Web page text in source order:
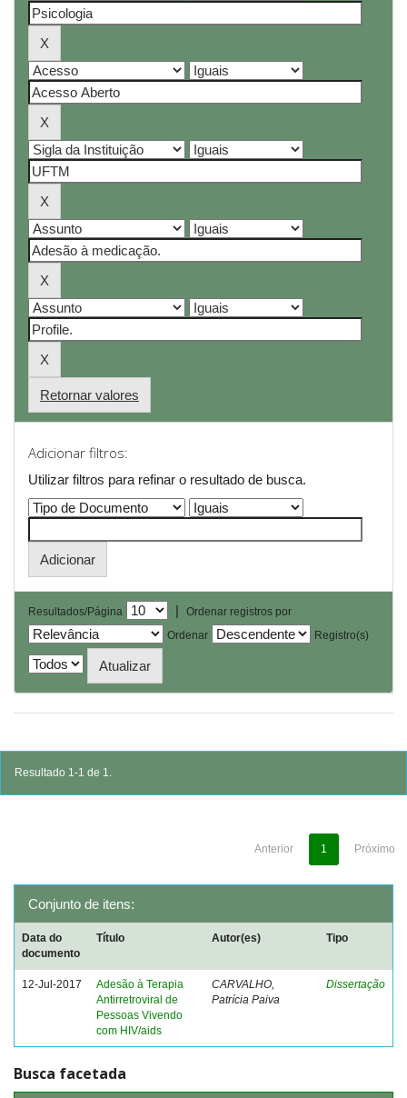
Retornar valores
Adicionar filtros:
Utilizar filtros para refinar o resultado de busca.
Resultados/Página |
Ordenar registros por
Ordenar
Registro(s)
Resultado 1-1 de 1.
Anterior 1 Próximo
Conjunto de itens:
Data do
documento
Título Autor(es) Tipo
12-Jul-2017
Adesão à Terapia
Antirretroviral de
Pessoas Vivendo
com HIV/aids
CARVALHO,
Patrícia Paiva
Dissertação
Busca facetada